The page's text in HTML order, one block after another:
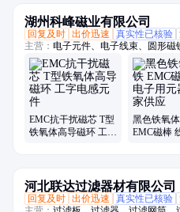
湖州科峰磁业有限公司
回复及时 出价迅速 真实性已核验
主营： 电子元件、电子线束、圆形
体磁环、铁氧体磁铁、工字电感元
片、磁环、FS 磁芯、EMC磁棒、
磁芯、磁元件、RH磁芯、双孔磁环
体、铁氧体磁芯
EMC抗干扰磁芯 T型
铁氧体高导磁环 工字
黑色铁氧
EMC磁棒
河北联达过滤器材有限公司
回复及时 出价迅速 真实性已核验